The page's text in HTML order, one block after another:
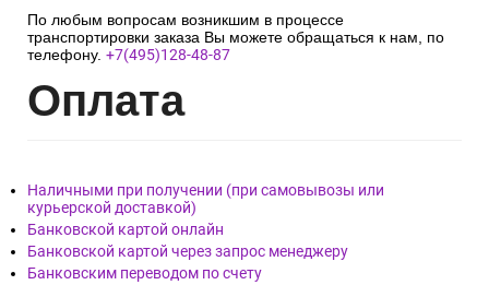
По любым вопросам возникшим в процессе
транспортировки заказа Вы можете обращаться к нам, по
телефону. +7(495)128-48-87
Оплата
Наличными при получении (при самовывозы или
курьерской доставкой)
Банковской картой онлайн
Банковской картой через запрос менеджеру
Банковским переводом по счету